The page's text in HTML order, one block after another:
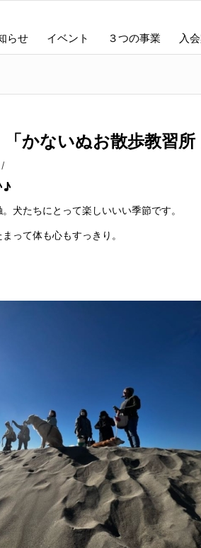
らせ イベント ３つの事業 入
かないぬお散歩教習所
/
犬たちにとって楽しいいい季節です。
って体も心もすっきり。